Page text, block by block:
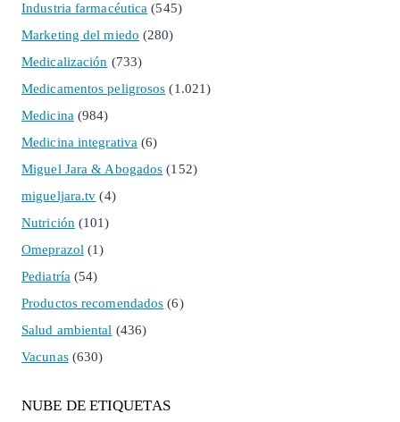
Industria farmacéutica (545)
Marketing del miedo (280)
Medicalización (733)
Medicamentos peligrosos (1.021)
Medicina(984)
Medicina integrativa (6)
Miguel Jara & Abogados (152)
migueljara.tv (4)
Nutrición(101)
Omeprazol(1)
Pediatría(54)
Productos recomendados (6)
Salud ambiental (436)
Vacunas(630)
NUBE DE ETIQUETAS